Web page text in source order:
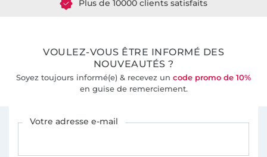
VOULEZ-VOUS ÊTRE INFORMÉ DES
NOUVEAUTÉS ?
Soyez toujours informé(e) & recevez un code promo de 10%
en guise de remerciement.
Votre adresse e-mail